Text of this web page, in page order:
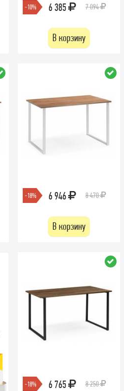
-10% 6 385 7 094
В корзину
-18% 6 946 8 470
В корзину
-18% 6 765 8 250